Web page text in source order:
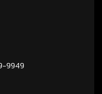
9949